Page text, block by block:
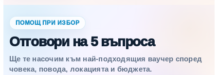
ПОМОЩ ПРИ ИЗБОР
Отговори на 5 въпроса
Ще те насочим към най-подходящия ваучер според
човека, повода, локацията и бюджета.